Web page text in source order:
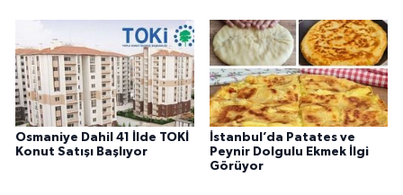
Osmaniye Dahil 41 İlde TOKİ
Konut Satışı Başlıyor
İstanbul’da Patates ve
Peynir Dolgulu Ekmek İlgi
Görüyor